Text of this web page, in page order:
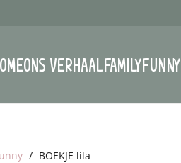
ONS VERHAALFAMILYFUNNY
/ BOEKJE lila